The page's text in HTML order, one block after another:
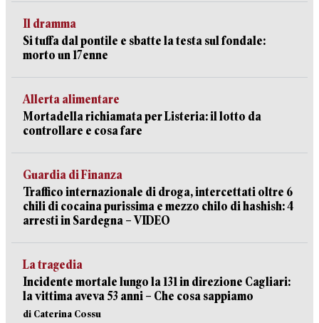
Il dramma
Si tuffa dal pontile e sbatte la testa sul fondale:
morto un 17enne
Allerta alimentare
Mortadella richiamata per Listeria: il lotto da
controllare e cosa fare
Guardia di Finanza
Traffico internazionale di droga, intercettati oltre 6
chili di cocaina purissima e mezzo chilo di hashish: 4
arresti in Sardegna – VIDEO
La tragedia
Incidente mortale lungo la 131 in direzione Cagliari:
la vittima aveva 53 anni – Che cosa sappiamo
di Caterina Cossu